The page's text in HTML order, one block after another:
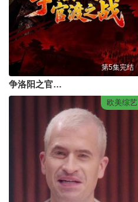
第5集完结
争洛阳之官渡之战
欧美综艺